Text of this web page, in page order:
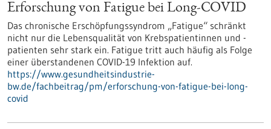
Erforschung von Fatigue bei Long-COVID
Das chronische Erschöpfungssyndrom „Fatigue“ schränkt
nicht nur die Lebensqualität von Krebspatientinnen und -
patienten sehr stark ein. Fatigue tritt auch häufig als Folge
einer überstandenen COVID-19 Infektion auf.
https://www.gesundheitsindustrie-
bw.de/fachbeitrag/pm/erforschung-von-fatigue-bei-long-
covid